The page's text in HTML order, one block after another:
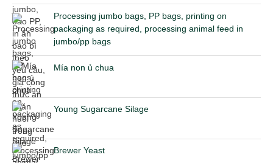
Processing jumbo bags, PP bags, printing on
packaging as required, processing animal feed in
jumbo/pp bags
Mía non ủ chua
Young Sugarcane Silage
Brewer Yeast